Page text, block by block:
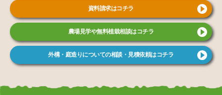
資料請求はコチラ
農場見学や無料植栽相談はコチラ
外構・庭造りについての相談・見積依頼はコチラ